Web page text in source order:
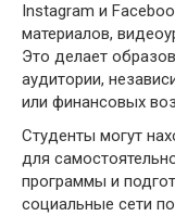
Instagram и
материалов,
Это делает
аудитории,
или финансовых
Студенты могут
для
программы и
социальные сети